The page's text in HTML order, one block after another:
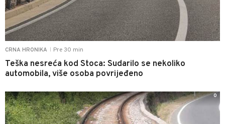
CRNA HRONIKA Pre 30 min
Teška nesreća kod Stoca: Sudarilo se nekoliko
automobila, više osoba povrijeđeno
0